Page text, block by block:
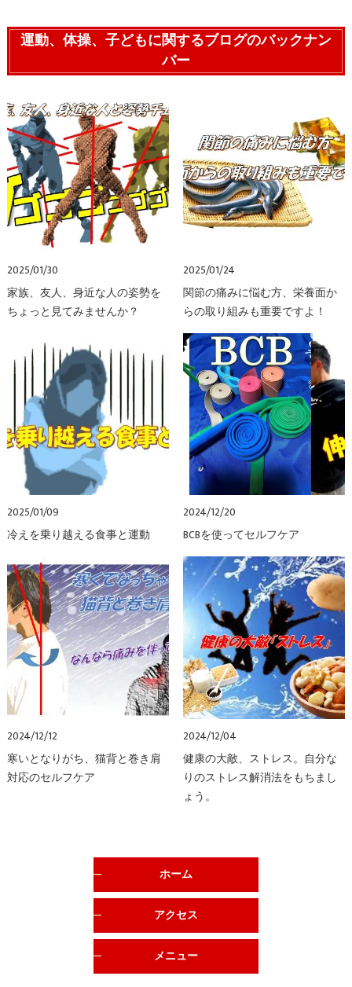
運動、体操、子どもに関するブログのバックナン
バー
2025/01/30
家族、友人、身近な人の姿勢を
ちょっと見てみませんか？
2025/01/24
関節の痛みに悩む方、栄養面か
らの取り組みも重要ですよ！
2025/01/09
冷えを乗り越える食事と運動
2024/12/20
BCBを使ってセルフケア
2024/12/12
寒いとなりがち、猫背と巻き肩
対応のセルフケア
2024/12/04
健康の大敵、ストレス。自分な
りのストレス解消法をもちまし
ょう。
ホーム
アクセス
メニュー